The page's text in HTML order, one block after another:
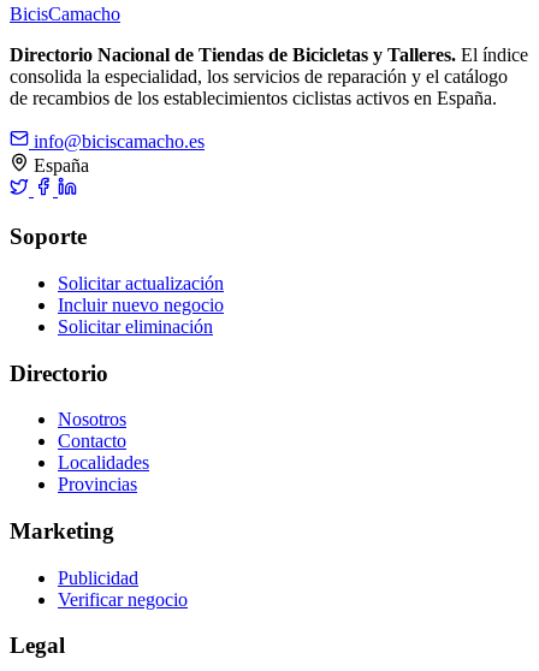
BicisCamacho
Directorio Nacional de Tiendas de Bicicletas y Talleres. El índice
consolida la especialidad, los servicios de reparación y el catálogo
de recambios de los establecimientos ciclistas activos en España.
info@biciscamacho.es
España
Soporte
Solicitar actualización
Incluir nuevo negocio
Solicitar eliminación
Directorio
Nosotros
Contacto
Localidades
Provincias
Marketing
Publicidad
Verificar negocio
Legal